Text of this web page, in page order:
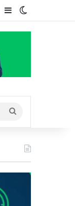
Publicación al azar
Barra lateral
por